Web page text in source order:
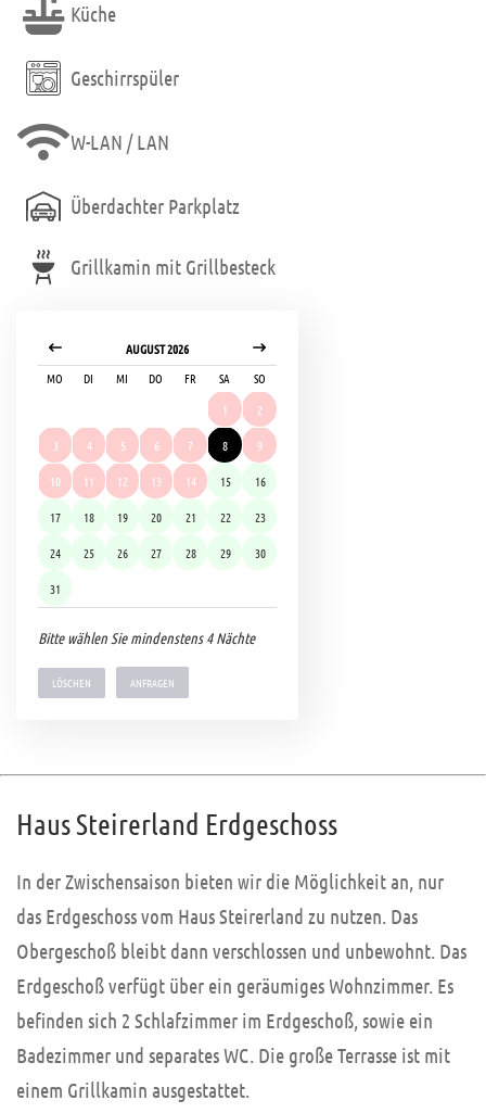
Küche
Geschirrspüler
W-LAN / LAN
Überdachter Parkplatz
Grillkamin mit Grillbesteck
AUGUST 2026
MO
DI MI DO FR SA
SO
1
2
3 4 5 6 7 8 9
10 11 12 13 14 15 16
17 18 19 20 21 22 23
24 25 26 27 28 29 30
31
Bitte wählen Sie mindenstens 4 Nächte
LÖSCHEN
Haus Steirerland Erdgeschoss
In der Zwischensaison bieten wir die Möglichkeit an, nur
das Erdgeschoss vom Haus Steirerland zu nutzen. Das
Obergeschoß bleibt dann verschlossen und unbewohnt. Das
Erdgeschoß verfügt über ein geräumiges Wohnzimmer. Es
befinden sich 2 Schlafzimmer im Erdgeschoß, sowie ein
Badezimmer und separates WC. Die große Terrasse ist mit
einem Grillkamin ausgestattet.